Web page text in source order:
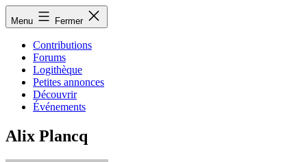
Menu Fermer
Contributions
Forums
Logithèque
Petites annonces
Découvrir
Événements
Alix Plancq